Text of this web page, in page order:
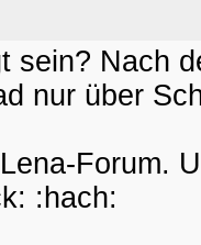
sein? Nach
nur über
Forum.
:hach: